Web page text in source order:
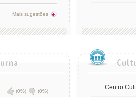
Mais sugestões
(0%) (0%)
Centro